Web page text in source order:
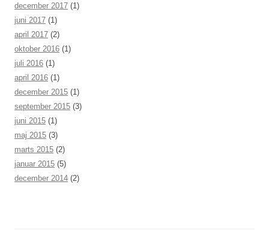
december 2017 (1)
juni 2017 (1)
april 2017 (2)
oktober 2016 (1)
juli 2016 (1)
april 2016 (1)
december 2015 (1)
september 2015 (3)
juni 2015 (1)
maj 2015 (3)
marts 2015 (2)
januar 2015 (5)
december 2014 (2)